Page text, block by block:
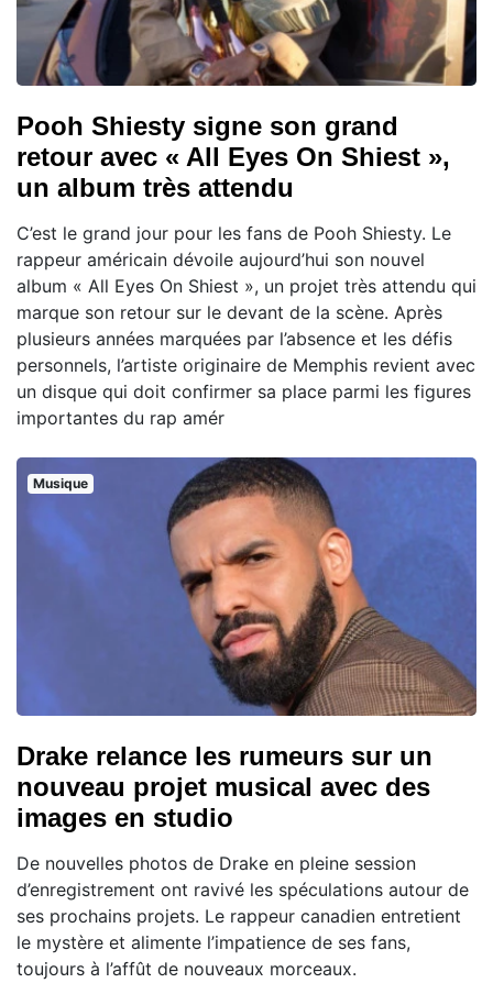
Pooh Shiesty signe son grand
retour avec « All Eyes On Shiest »,
un album très attendu
C’est le grand jour pour les fans de Pooh Shiesty. Le
rappeur américain dévoile aujourd’hui son nouvel
album « All Eyes On Shiest », un projet très attendu qui
marque son retour sur le devant de la scène. Après
plusieurs années marquées par l’absence et les défis
personnels, l’artiste originaire de Memphis revient avec
un disque qui doit confirmer sa place parmi les figures
importantes du rap amér
Musique
Drake relance les rumeurs sur un
nouveau projet musical avec des
images en studio
De nouvelles photos de Drake en pleine session
d’enregistrement ont ravivé les spéculations autour de
ses prochains projets. Le rappeur canadien entretient
le mystère et alimente l’impatience de ses fans,
toujours à l’affût de nouveaux morceaux.